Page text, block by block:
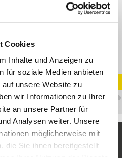
Cookies
Inhalte und Anzeigen zu
für soziale Medien anbieten
unsere Website zu
wir Informationen zu Ihrer
an unsere Partner für
Analysen weiter. Unsere
möglicherweise mit
die Sie ihnen bereitgestellt